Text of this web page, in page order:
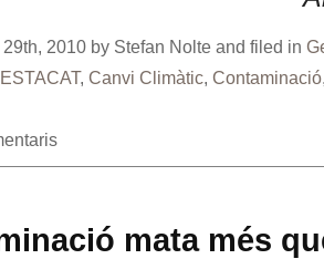
2010 by Stefan Nolte and filed in
, Canvi Climàtic Contaminació
mata més